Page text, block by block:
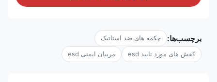
برچسب‌ها: چکمه های ضد استاتیک
کفش های مورد تایید esd مربیان ایمنی esd